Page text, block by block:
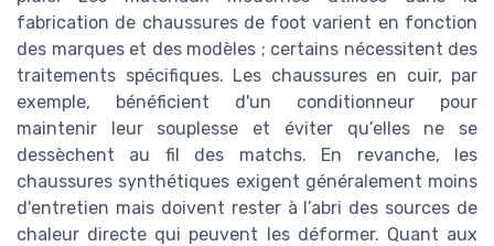
fabrication de chaussures de foot varient en fonction
des marques et des modèles ; certains nécessitent des
traitements spécifiques. Les chaussures en cuir, par
exemple, bénéficient d'un conditionneur pour
maintenir leur souplesse et éviter qu’elles ne se
dessèchent au fil des matchs. En revanche, les
chaussures synthétiques exigent généralement moins
d'entretien mais doivent rester à l’abri des sources de
chaleur directe qui peuvent les déformer. Quant aux